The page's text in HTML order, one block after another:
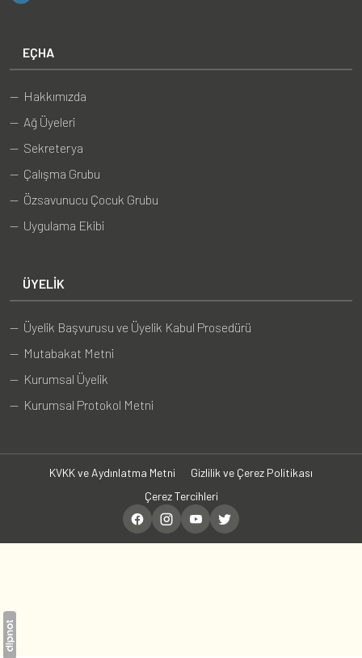
EÇHA
— Hakkımızda
— Ağ Üyeleri
— Sekreterya
— Çalışma Grubu
— Özsavunucu Çocuk Grubu
— Uygulama Ekibi
ÜYELIK
— Üyelik Başvurusu ve Üyelik Kabul Prosedürü
— Mutabakat Metni
— Kurumsal Üyelik
— Kurumsal Protokol Metni
KVKK ve Aydınlatma Metni
Gizlilik ve Çerez Politikası
Çerez Tercihleri